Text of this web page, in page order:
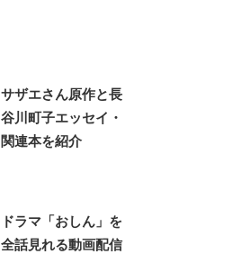
サザエさん原作と長
谷川町子エッセイ・
関連本を紹介
ドラマ「おしん」を
全話見れる動画配信